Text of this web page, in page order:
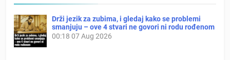
Drži jezik za zubima, i gledaj kako se problemi
smanjuju – ove 4 stvari ne govori ni rodu rođenom
00:18 07 Aug 2026